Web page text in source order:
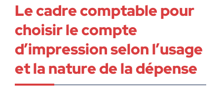
Le cadre comptable pour
choisir le compte
d’impression selon l’usage
et la nature de la dépense